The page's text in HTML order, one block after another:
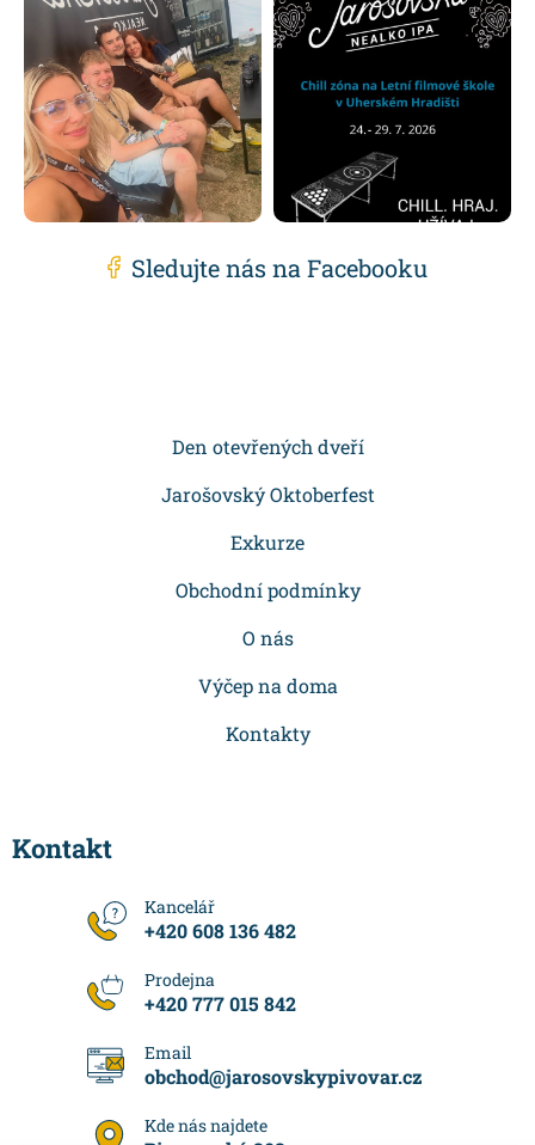
Sledujte nás na Facebooku
Den otevřených dveří
Jarošovský Oktoberfest
Exkurze
Obchodní podmínky
O nás
Výčep na doma
Kontakty
Kontakt
obchod@jarosovskypivovar.cz
+420 608 136 482
+420 777 015 842